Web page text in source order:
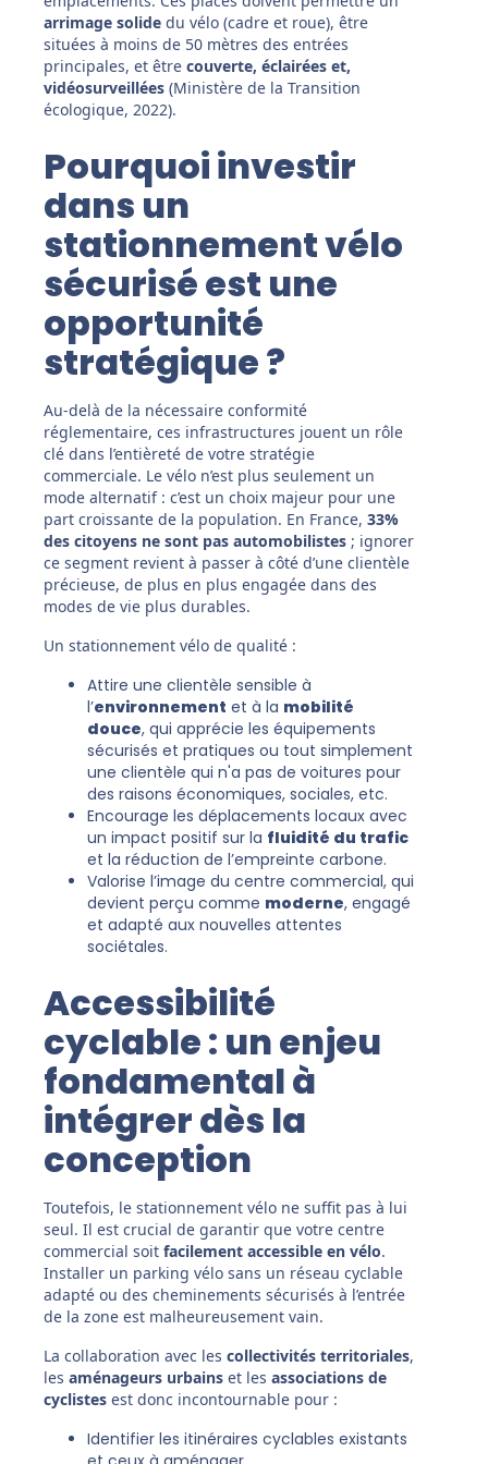
arrimage solide du vélo (cadre et roue), être
situées à moins de 50 mètres des entrées
principales, et être couverte, éclairées et,
vidéosurveillées (Ministère de la Transition
écologique, 2022).
Pourquoi investir
dans un
stationnement vélo
sécurisé est une
opportunité
stratégique ?
Au-delà de la nécessaire conformité
réglementaire, ces infrastructures jouent un rôle
clé dans l’entièreté de votre stratégie
commerciale. Le vélo n’est plus seulement un
mode alternatif : c’est un choix majeur pour une
part croissante de la population. En France, 33%
des citoyens ne sont pas automobilistes ; ignorer
ce segment revient à passer à côté d’une clientèle
précieuse, de plus en plus engagée dans des
modes de vie plus durables.
Un stationnement vélo de qualité :
Attire une clientèle sensible à
l’environnement et à la mobilité
douce, qui apprécie les équipements
sécurisés et pratiques ou tout simplement
une clientèle qui n'a pas de voitures pour
des raisons économiques, sociales, etc.
Encourage les déplacements locaux avec
un impact positif sur la fluidité du trafic
et la réduction de l’empreinte carbone.
Valorise l’image du centre commercial, qui
devient perçu comme moderne, engagé
et adapté aux nouvelles attentes
sociétales.
Accessibilité
cyclable : un enjeu
fondamental à
intégrer dès la
conception
Toutefois, le stationnement vélo ne suffit pas à lui
seul. Il est crucial de garantir que votre centre
commercial soit facilement accessible en vélo.
Installer un parking vélo sans un réseau cyclable
adapté ou des cheminements sécurisés à l’entrée
de la zone est malheureusement vain.
La collaboration avec les collectivités territoriales,
les aménageurs urbains et les associations de
cyclistes est donc incontournable pour :
Identifier les itinéraires cyclables existants